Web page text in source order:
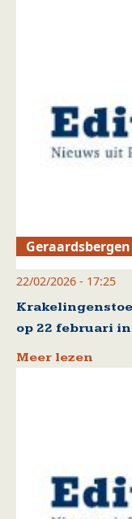
Geraardsbergen
22/02/2026 - 17:25
op 22 februari
Meer lezen